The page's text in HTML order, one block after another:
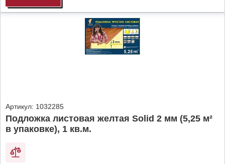
Артикул: 1032285
Подложка листовая желтая Solid 2 мм (5,25 м²
в упаковке), 1 кв.м.